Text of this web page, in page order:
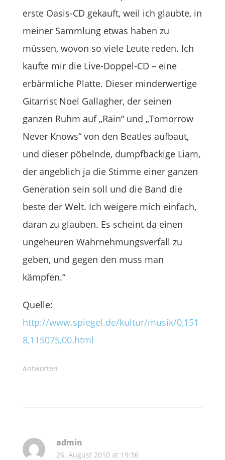
erste Oasis-CD gekauft, weil ich glaubte, in
meiner Sammlung etwas haben zu
müssen, wovon so viele Leute reden. Ich
kaufte mir die Live-Doppel-CD – eine
erbärmliche Platte. Dieser minderwertige
Gitarrist Noel Gallagher, der seinen
ganzen Ruhm auf „Rain“ und „Tomorrow
Never Knows“ von den Beatles aufbaut,
und dieser pöbelnde, dumpfbackige Liam,
der angeblich ja die Stimme einer ganzen
Generation sein soll und die Band die
beste der Welt. Ich weigere mich einfach,
daran zu glauben. Es scheint da einen
ungeheuren Wahrnehmungsverfall zu
geben, und gegen den muss man
kämpfen.“
Quelle:
http://www.spiegel.de/kultur/musik/0,151
8,115075,00.html
Antworten
admin
26. August 2010 at 19:36